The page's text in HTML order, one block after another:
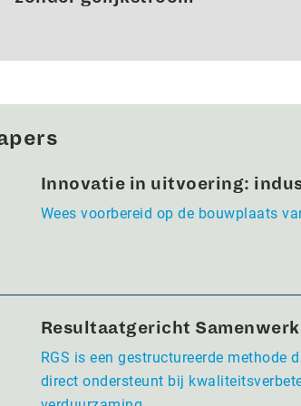
Innovatie in uitvoering:
Wees voorbereid op de bouwplaats
Resultaatgericht
RGS is een gestructureerde methode
direct ondersteunt bij